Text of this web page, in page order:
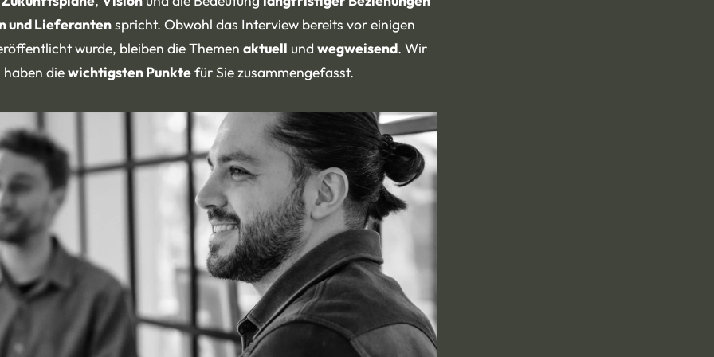
und Lieferantenspricht. Obwohl das Interview bereits vor einigen
wurde, bleiben die Themen aktuell und wegweisend. Wir
haben diewichtigsten Punktefür Sie zusammengefasst.